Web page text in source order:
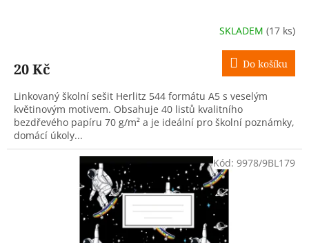
SKLADEM (17 ks)
20 Kč Do košíku
Linkovaný školní sešit Herlitz 544 formátu A5 s veselým
květinovým motivem. Obsahuje 40 listů kvalitního
bezdřevého papíru 70 g/m² a je ideální pro školní poznámky,
domácí úkoly...
Kód: 9978/9BL179